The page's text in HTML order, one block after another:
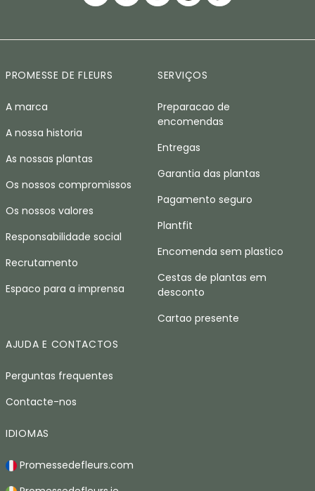
PROMESSE DE FLEURS
A marca
A nossa historia
As nossas plantas
Os nossos compromissos
Os nossos valores
Responsabilidade social
Recrutamento
Espaco para a imprensa
SERVIÇOS
Preparacao de
encomendas
Entregas
Garantia das plantas
Pagamento seguro
Plantfit
Encomenda sem plastico
Cestas de plantas em
desconto
Cartao presente
AJUDA E CONTACTOS
Perguntas frequentes
Contacte-nos
IDIOMAS
Promessedefleurs.com